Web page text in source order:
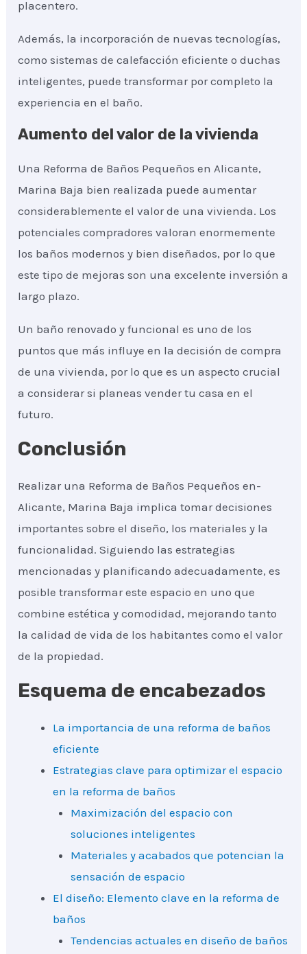
placentero.
Además, la incorporación de nuevas tecnologías,
como sistemas de calefacción eficiente o duchas
inteligentes, puede transformar por completo la
experiencia en el baño.
Aumento del valor de la vivienda
Una Reforma de Baños Pequeños en Alicante,
Marina Baja bien realizada puede aumentar
considerablemente el valor de una vivienda. Los
potenciales compradores valoran enormemente
los baños modernos y bien diseñados, por lo que
este tipo de mejoras son una excelente inversión a
largo plazo.
Un baño renovado y funcional es uno de los
puntos que más influye en la decisión de compra
de una vivienda, por lo que es un aspecto crucial
a considerar si planeas vender tu casa en el
futuro.
Conclusión
Realizar una Reforma de Baños Pequeños en-
Alicante, Marina Baja implica tomar decisiones
importantes sobre el diseño, los materiales y la
funcionalidad. Siguiendo las estrategias
mencionadas y planificando adecuadamente, es
posible transformar este espacio en uno que
combine estética y comodidad, mejorando tanto
la calidad de vida de los habitantes como el valor
de la propiedad.
Esquema de encabezados
La importancia de una reforma de baños
eficiente
Estrategias clave para optimizar el espacio
en la reforma de baños
Maximización del espacio con
soluciones inteligentes
Materiales y acabados que potencian la
sensación de espacio
El diseño: Elemento clave en la reforma de
baños
Tendencias actuales en diseño de baños